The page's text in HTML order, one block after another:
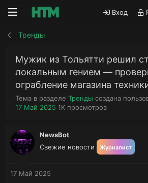
Вход
Тренды
Мужик из Тольятти решил
локальным гением —
ограбление магазина
Тема в разделе Тренды создана
Д
а
н
а
а
17 Май 2025 П
с
1K просмотров
NewsBot
Свежие новости
Журналист
17 Май 2025